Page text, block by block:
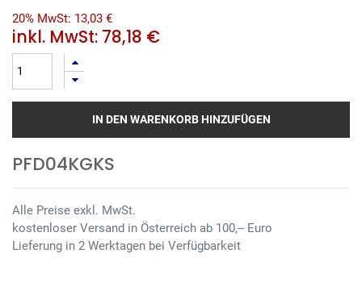
20% MwSt: 13,03 €
inkl. MwSt: 78,18 €
IN DEN WARENKORB HINZUFÜGEN
PFD04KGKS
Alle Preise exkl. MwSt.
kostenloser Versand in Österreich ab 100,-- Euro
Lieferung in 2 Werktagen bei Verfügbarkeit